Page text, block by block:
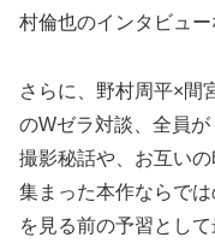
村倫也のインタビュー
さらに、野村周平×間
のWゼラ対談、全員
撮影秘話や、お互い
集まった本作ならで
を見る前の予習とし